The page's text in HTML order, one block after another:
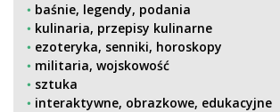
baśnie, legendy, podania
kulinaria, przepisy kulinarne
ezoteryka, senniki, horoskopy
militaria, wojskowość
sztuka
interaktywne, obrazkowe, edukacyjne